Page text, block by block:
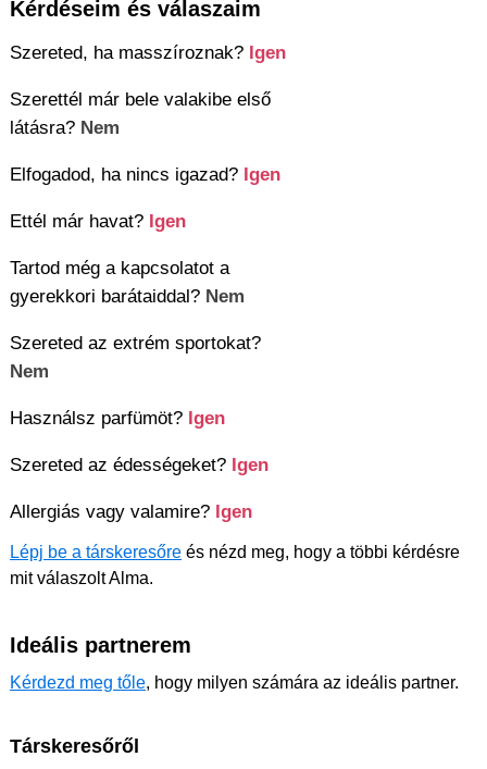
Kérdéseim és válaszaim
Szereted, ha masszíroznak? Igen
Szerettél már bele valakibe első
látásra? Nem
Elfogadod, ha nincs igazad? Igen
Ettél már havat? Igen
Tartod még a kapcsolatot a
gyerekkori barátaiddal? Nem
Szereted az extrém sportokat?
Nem
Használsz parfümöt? Igen
Szereted az édességeket? Igen
Allergiás vagy valamire? Igen
Lépj be a társkeresőre és nézd meg, hogy a többi kérdésre
mit válaszolt Alma.
Ideális partnerem
Kérdezd meg tőle, hogy milyen számára az ideális partner.
Társkeresőről